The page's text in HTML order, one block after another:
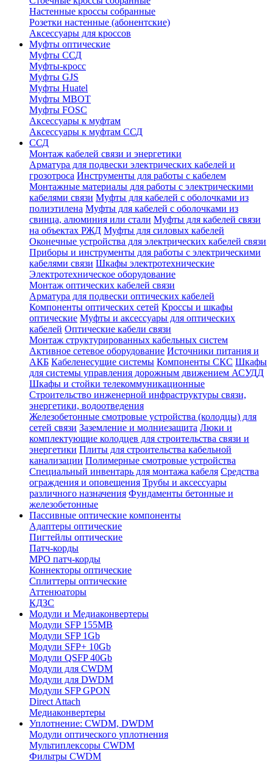
Настенные кроссы собранные
Розетки настенные (абонентские)
Аксессуары для кроссов
Муфты оптические
Муфты ССД
Муфты-кросс
Муфты GJS
Муфты Huatel
Муфты МВОТ
Муфты FOSC
Аксессуары к муфтам
Аксессуары к муфтам ССД
ССД
Монтаж кабелей связи и энергетики
Арматура для подвески электрических кабелей и
грозотроса Инструменты для работы с кабелем
Монтажные материалы для работы с электрическими
кабелями связи Муфты для кабелей с оболочками из
полиэтилена Муфты для кабелей с оболочками из
свинца, алюминия или стали Муфты для кабелей связи
на объектах РЖД Муфты для силовых кабелей
Оконечные устройства для электрических кабелей связи
Приборы и инструменты для работы с электрическими
кабелями связи Шкафы электротехнические
Электротехническое оборудование
Монтаж оптических кабелей связи
Арматура для подвески оптических кабелей
Компоненты оптических сетей Кроссы и шкафы
оптические Муфты и аксессуары для оптических
кабелей Оптические кабели связи
Монтаж структурированных кабельных систем
Активное сетевое оборудование Источники питания и
АКБ Кабеленесущие системы Компоненты СКС Шкафы
для системы управления дорожным движением АСУДД
Шкафы и стойки телекоммуникационные
Строительство инженерной инфраструктуры связи,
энергетики, водоотведения
Железобетонные смотровые устройства (колодцы) для
сетей связи Заземление и молниезащита Люки и
комплектующие колодцев для строительства связи и
энергетики Плиты для строительства кабельной
канализации Полимерные смотровые устройства
Специальный инвентарь для монтажа кабеля Средства
ограждения и оповещения Трубы и аксессуары
различного назначения Фундаменты бетонные и
железобетонные
Пассивные оптические компоненты
Адаптеры оптические
Пигтейлы оптические
Патч-корды
MPO патч-корды
Коннекторы оптические
Сплиттеры оптические
Аттенюаторы
КДЗС
Модули и Медиаконвертеры
Модули SFP 155MB
Модули SFP 1Gb
Модули SFP+ 10Gb
Модули QSFP 40Gb
Модули для CWDM
Модули для DWDM
Модули SFP GPON
Direct Attach
Медиаконвертеры
Уплотнение: CWDM, DWDM
Модули оптического уплотнения
Мультиплексоры CWDM
Фильтры CWDM